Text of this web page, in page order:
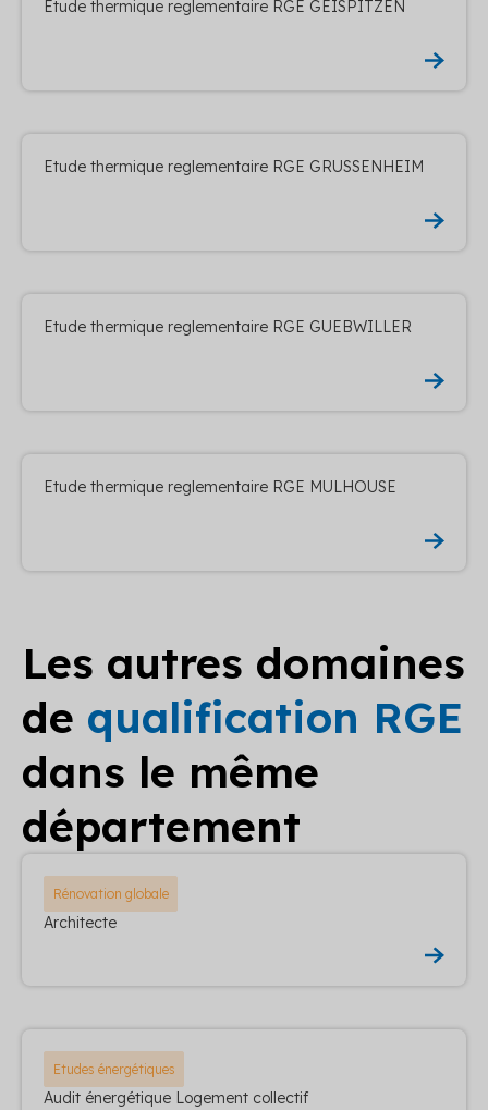
Etude thermique reglementaire RGE GEISPITZEN
Etude thermique reglementaire RGE GRUSSENHEIM
Etude thermique reglementaire RGE GUEBWILLER
Etude thermique reglementaire RGE MULHOUSE
Les autres domaines
de qualification RGE
dans le même
département
Rénovation globale
Architecte
Etudes énergétiques
Audit énergétique Logement collectif